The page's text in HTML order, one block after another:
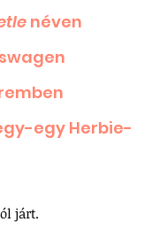
néven
egy Herbie-
járt.